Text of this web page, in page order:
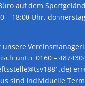
auf dem
– 18:00 Uhr,
unsere
unter 0160 –
sind individuelle